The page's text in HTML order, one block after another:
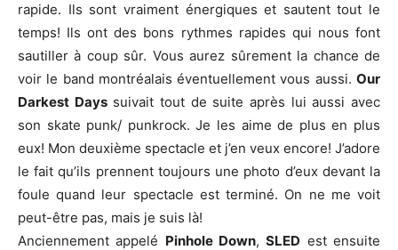
rapide. Ils sont vraiment énergiques et sautent tout le
temps! Ils ont des bons rythmes rapides qui nous font
sautiller à coup sûr. Vous aurez sûrement la chance de
voir le band montréalais éventuellement vous aussi. Our
Darkest Dayssuivait tout de suite après lui aussi avec
son skate punk/ punkrock. Je les aime de plus en plus
eux! Mon deuxième spectacle et j’en veux encore! J’adore
le fait qu’ils prennent toujours une photo d’eux devant la
foule quand leur spectacle est terminé. On ne me voit
peut-être pas, mais je suis là!
Anciennement appelé Pinhole Down,SLED est ensuite